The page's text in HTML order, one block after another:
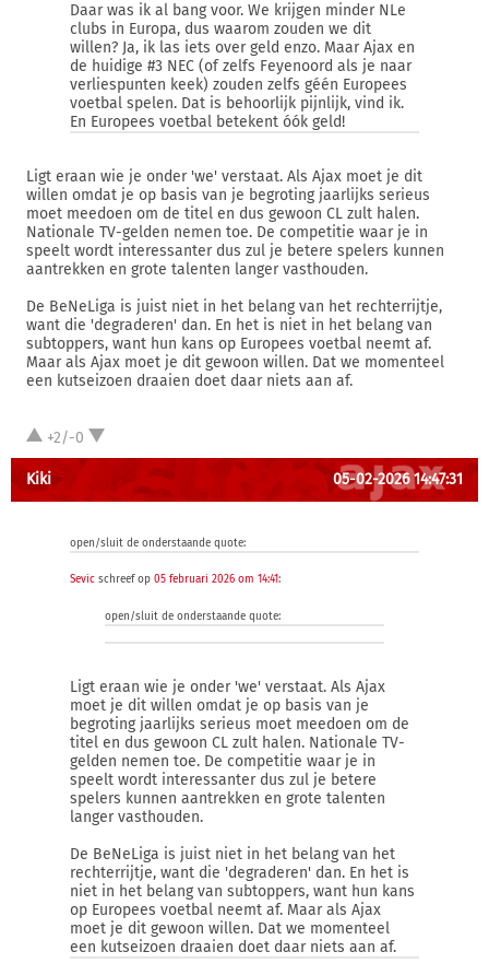
Daar was ik al bang voor. We krijgen minder NLe
clubs in Europa, dus waarom zouden we dit
willen? Ja, ik las iets over geld enzo. Maar Ajax en
de huidige #3 NEC (of zelfs Feyenoord als je naar
verliespunten keek) zouden zelfs géén Europees
voetbal spelen. Dat is behoorlijk pijnlijk, vind ik.
En Europees voetbal betekent óók geld!
Ligt eraan wie je onder 'we' verstaat. Als Ajax moet je dit
willen omdat je op basis van je begroting jaarlijks serieus
moet meedoen om de titel en dus gewoon CL zult halen.
Nationale TV-gelden nemen toe. De competitie waar je in
speelt wordt interessanter dus zul je betere spelers kunnen
aantrekken en grote talenten langer vasthouden.
De BeNeLiga is juist niet in het belang van het rechterrijtje,
want die 'degraderen' dan. En het is niet in het belang van
subtoppers, want hun kans op Europees voetbal neemt af.
Maar als Ajax moet je dit gewoon willen. Dat we momenteel
een kutseizoen draaien doet daar niets aan af.
+2/-0
Kiki 05-02-2026 14:47:31
open/sluit de onderstaande quote:
Sevic schreef op 05 februari 2026 om 14:41:
open/sluit de onderstaande quote:
Ligt eraan wie je onder 'we' verstaat. Als Ajax
moet je dit willen omdat je op basis van je
begroting jaarlijks serieus moet meedoen om de
titel en dus gewoon CL zult halen. Nationale TV-
gelden nemen toe. De competitie waar je in
speelt wordt interessanter dus zul je betere
spelers kunnen aantrekken en grote talenten
langer vasthouden.
De BeNeLiga is juist niet in het belang van het
rechterrijtje, want die 'degraderen' dan. En het is
niet in het belang van subtoppers, want hun kans
op Europees voetbal neemt af. Maar als Ajax
moet je dit gewoon willen. Dat we momenteel
een kutseizoen draaien doet daar niets aan af.